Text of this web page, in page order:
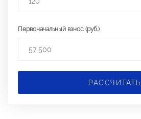
Первоначальный взнос (руб.)
РАССЧИТАТЬ